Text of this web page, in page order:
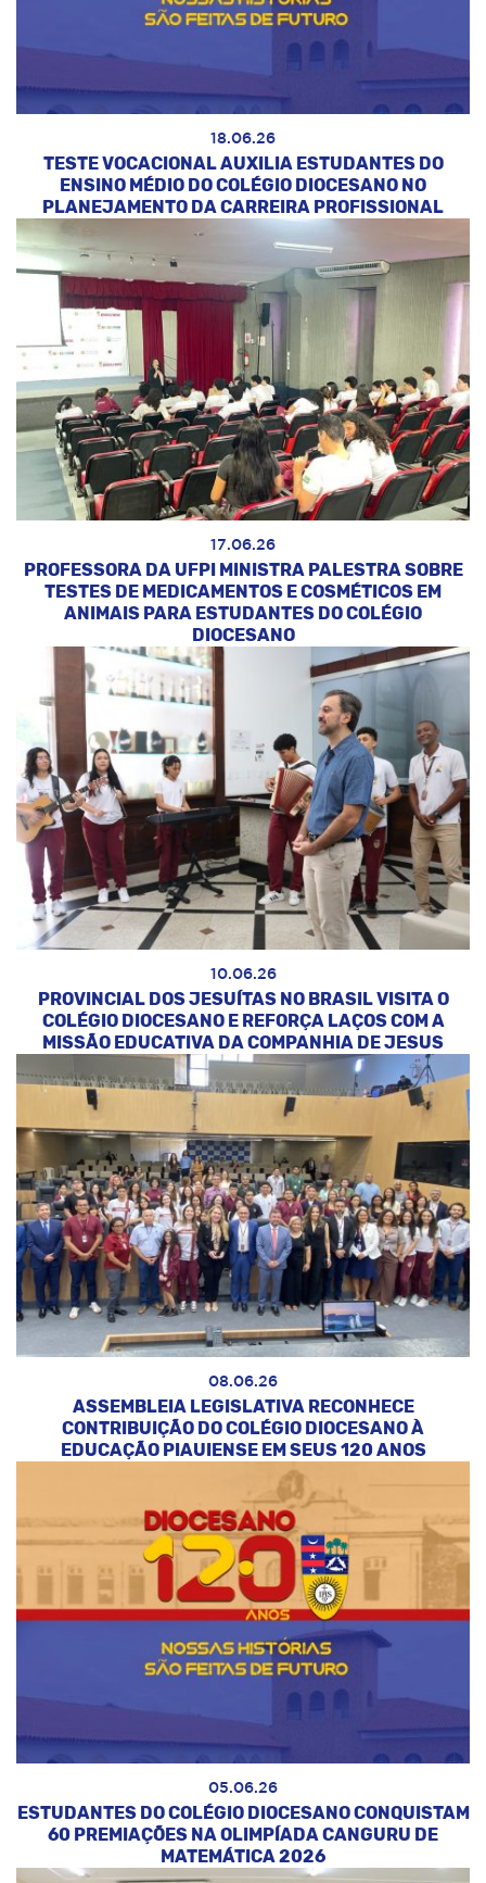
18.06.26
TESTE VOCACIONAL AUXILIA ESTUDANTES DO
ENSINO MÉDIO DO COLÉGIO DIOCESANO NO
PLANEJAMENTO DA CARREIRA PROFISSIONAL
17.06.26
PROFESSORA DA UFPI MINISTRA PALESTRA SOBRE
TESTES DE MEDICAMENTOS E COSMÉTICOS EM
ANIMAIS PARA ESTUDANTES DO COLÉGIO
DIOCESANO
10.06.26
PROVINCIAL DOS JESUÍTAS NO BRASIL VISITA O
COLÉGIO DIOCESANO E REFORÇA LAÇOS COM A
MISSÃO EDUCATIVA DA COMPANHIA DE JESUS
08.06.26
ASSEMBLEIA LEGISLATIVA RECONHECE
CONTRIBUIÇÃO DO COLÉGIO DIOCESANO À
EDUCAÇÃO PIAUIENSE EM SEUS 120 ANOS
05.06.26
ESTUDANTES DO COLÉGIO DIOCESANO CONQUISTAM
60 PREMIAÇÕES NA OLIMPÍADA CANGURU DE
MATEMÁTICA 2026